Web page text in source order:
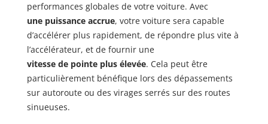
performances globales de votre voiture. Avec
une puissance accrue, votre voiture sera capable
d’accélérer plus rapidement, de répondre plus vite à
l’accélérateur, et de fournir une
vitesse de pointe plus élevée. Cela peut être
particulièrement bénéfique lors des dépassements
sur autoroute ou des virages serrés sur des routes
sinueuses.